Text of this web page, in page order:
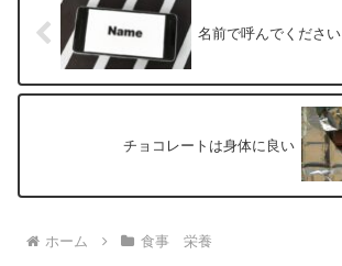
名前で呼んでください
チョコレートは身体に良い
ホーム 食事 栄養